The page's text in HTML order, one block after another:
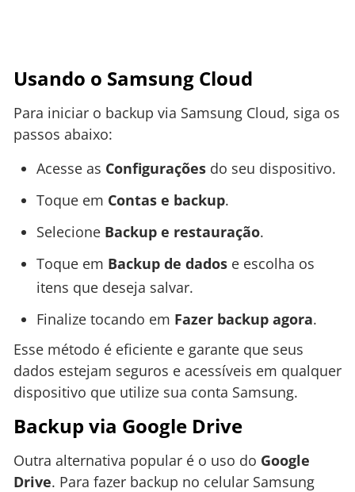
Usando o Samsung Cloud
Para iniciar o backup via Samsung Cloud, siga os
passos abaixo:
Acesse as Configuraçõesdo seu dispositivo.
Toque em Contas e backup.
Selecione Backup e restauração.
Toque em Backup de dadose escolha os
itens que deseja salvar.
Finalize tocando em Fazer backup agora.
Esse método é eficiente e garante que seus
dados estejam seguros e acessíveis em qualquer
dispositivo que utilize sua conta Samsung.
Backup via Google Drive
Outra alternativa popular é o uso do Google
Drive. Para fazer backup no celular Samsung